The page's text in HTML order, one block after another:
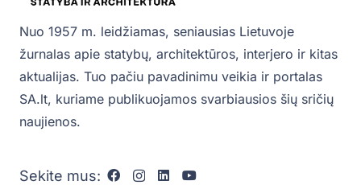
Nuo 1957 m. leidžiamas, seniausias Lietuvoje
žurnalas apie statybų, architektūros, interjero ir kitas
aktualijas. Tuo pačiu pavadinimu veikia ir portalas
SA.lt, kuriame publikuojamos svarbiausios šių sričių
naujienos.
Sekite mus: